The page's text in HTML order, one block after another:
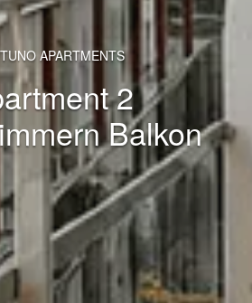
APARTMENTS
2
Balkon